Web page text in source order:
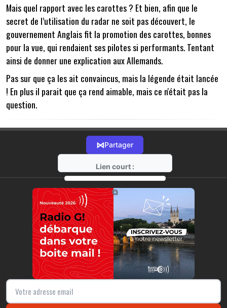
Mais quel rapport avec les carottes ? Et bien, afin que le
secret de l’utilisation du radar ne soit pas découvert, le
gouvernement Anglais fit la promotion des carottes, bonnes
pour la vue, qui rendaient ses pilotes si performants. Tentant
ainsi de donner une explication aux Allemands.
Pas sur que ça les ait convaincus, mais la légende était lancée
! En plus il parait que ça rend aimable, mais ce n'était pas la
question.
⋈Partager
Lien court :
https://radio-g.fr?8293
⧉